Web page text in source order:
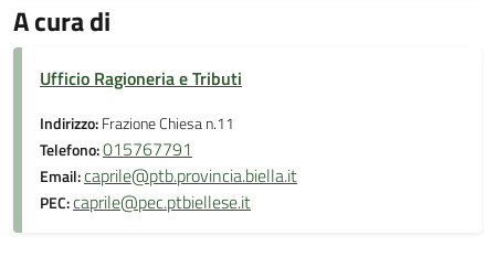
A cura di
Ufficio Ragioneria e Tributi
Indirizzo:Frazione Chiesa n.11
Telefono:015767791
Email:caprile@ptb.provincia.biella.it
PEC:caprile@pec.ptbiellese.it